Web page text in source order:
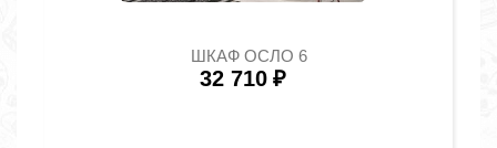
ШКАФ ОСЛО 6
32 710 ₽